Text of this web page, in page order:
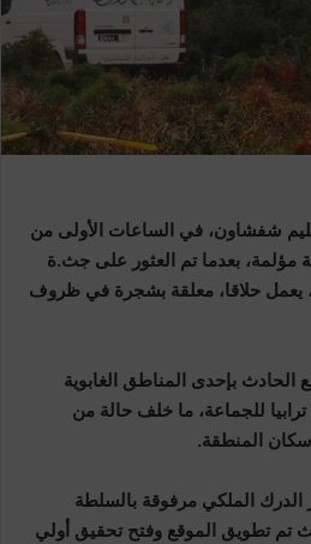
شفشاون، في الساعات الأولى من
مؤلمة، بعدما تم العثور على جث.ة
من العمر 24 سنة، يعمل حلاقا، معلقة بشجرة في ظروف
الحادث بإحدى المناطق الغابوية
ترابيا للجماعة، ما خلف حالة من
المنطقة.
الدرك الملكي مرفوقة بالسلطة
تم تطويق الموقع وفتح تحقيق أولي